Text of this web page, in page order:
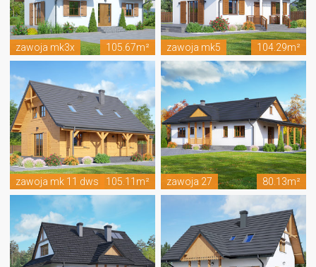
zawoja mk3x 105.67m² zawoja mk5 104.29m²
zawoja mk 11 dws 105.11m² zawoja 27 80.13m²